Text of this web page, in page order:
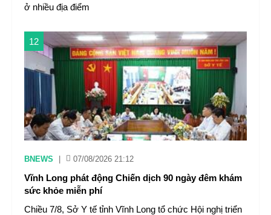
ở nhiều địa điểm
12
BNEWS 07/08/2026 21:12
Vĩnh Long phát động Chiến dịch 90 ngày đêm khám
sức khỏe miễn phí
Chiều 7/8, Sở Y tế tỉnh Vĩnh Long tổ chức Hội nghị triển